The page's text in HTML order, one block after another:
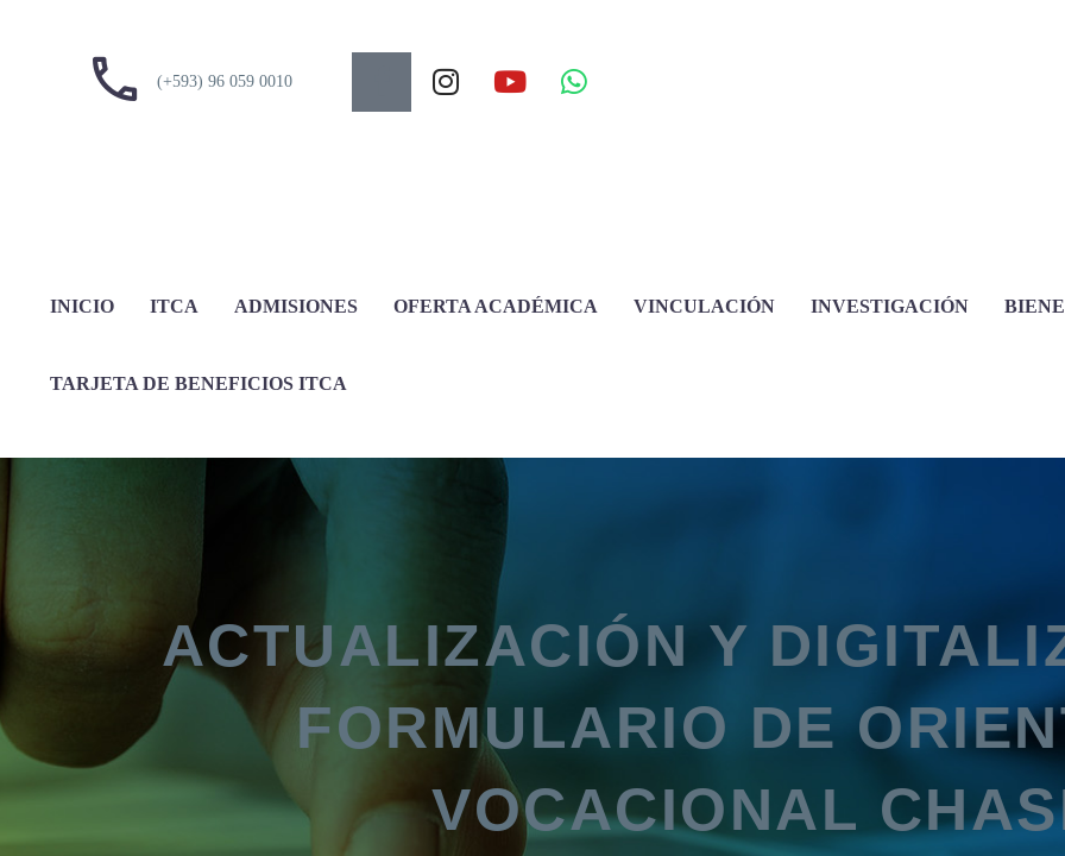
(+593) 96 059 0010
INICIO ITCA ADMISIONES OFERTA ACADÉMICA VINCULACIÓN INVESTIGACIÓN
TARJETA DE BENEFICIOS ITCA
ACTUALIZACIÓN Y
FORMULARIO DE
VOCACIONAL